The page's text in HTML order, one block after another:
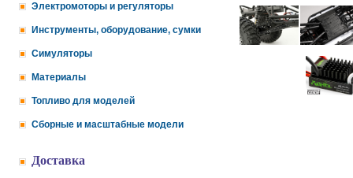
Электромоторы и регуляторы
Инструменты, оборудование, сумки
Симуляторы
Материалы
Топливо для моделей
Сборные и масштабные модели
Доставка